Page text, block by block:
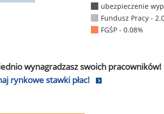
ubezpieczenie
Fundusz Pracy -
FGŚP - 0.08%
wynagradzasz swoich pracowników!
rynkowe stawki płac!